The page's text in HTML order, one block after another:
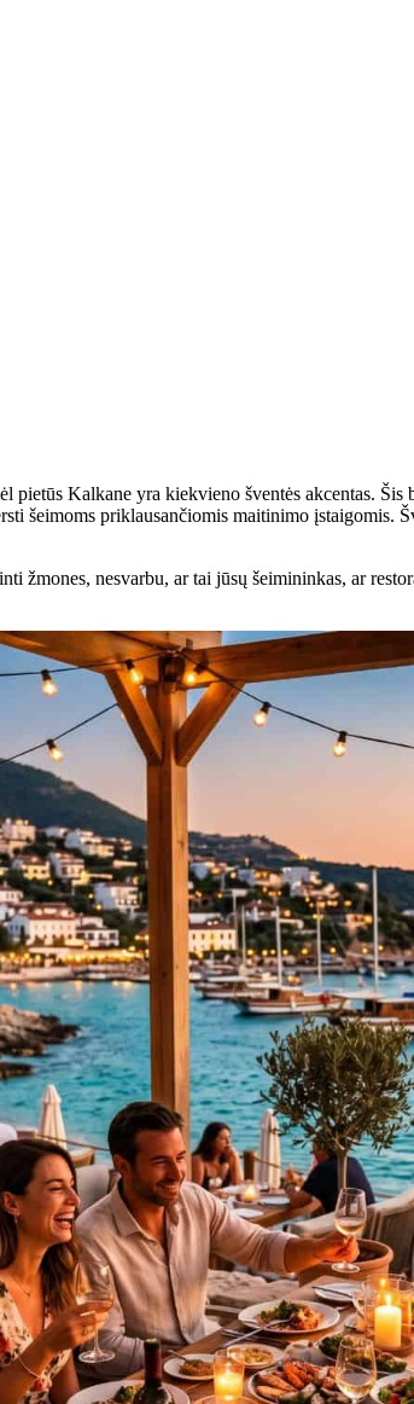
pietūs Kalkane yra kiekvieno šventės akcentas.
šeimoms priklausančiomis maitinimo
žmones, nesvarbu, ar tai jūsų šeimininkas, ar